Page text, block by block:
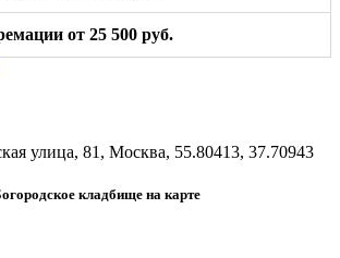
от 25 500 руб.
улица, 81, Москва, 55.80413, 37.70943
кладбище на карте